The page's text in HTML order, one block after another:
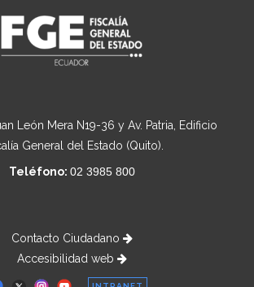
León Mera N19-36 y Av. Patria, Edificio
General del Estado (Quito).
Teléfono: 02 3985 800
Contacto Ciudadano
Accesibilidad web